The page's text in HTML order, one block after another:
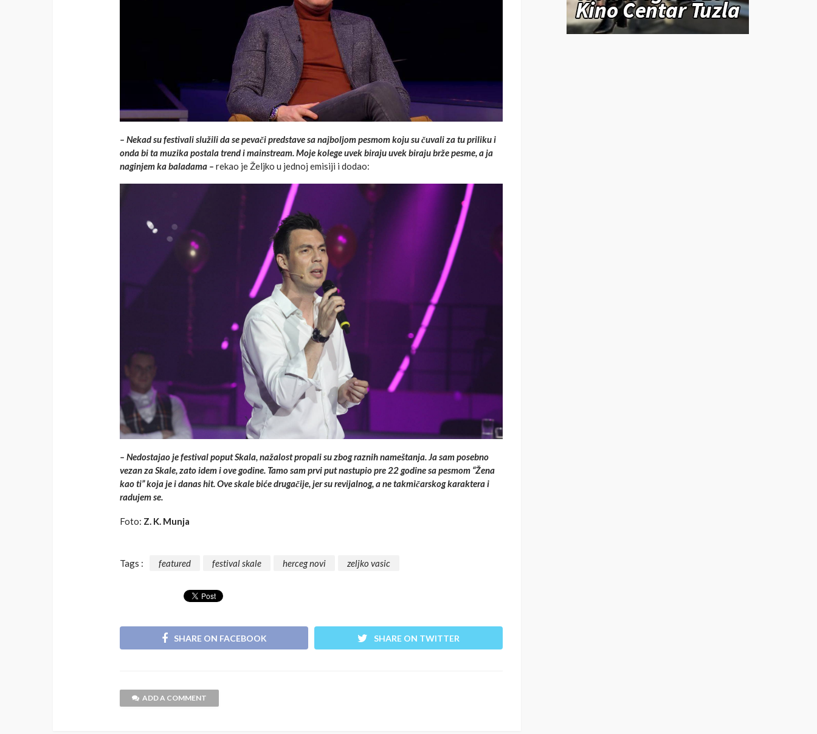
– Nekad su festivali služili da se pevači predstave sa najboljom pesmom koju su čuvali za tu priliku i
onda bi ta muzika postala trend i mainstream. Moje kolege uvek biraju uvek biraju brže pesme, a ja
naginjem ka baladama – rekao je Željko u jednoj emisiji i dodao:
– Nedostajao je festival poput Skala, nažalost propali su zbog raznih nameštanja. Ja sam posebno
vezan za Skale, zato idem i ove godine. Tamo sam prvi put nastupio pre 22 godine sa pesmom “Žena
kao ti” koja je i danas hit. Ove skale biće drugačije, jer su revijalnog, a ne takmičarskog karaktera i
radujem se.
Foto: Z. K. Munja
Tags : featured festival skale herceg novi zeljko vasic
SHARE ON FACEBOOK SHARE ON TWITTER
ADD A COMMENT